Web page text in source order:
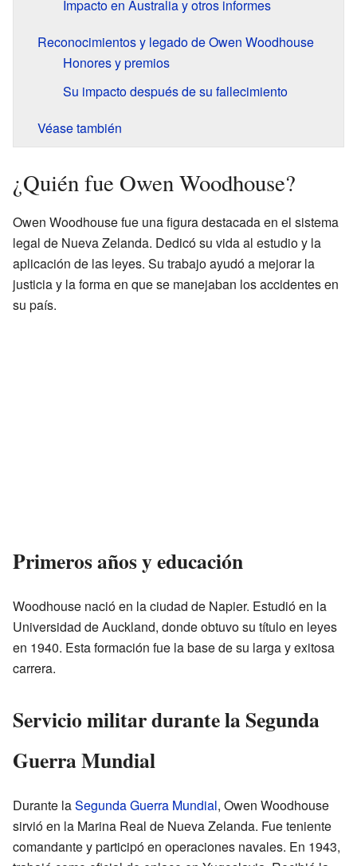
Impacto en Australia y otros informes
Reconocimientos y legado de Owen Woodhouse
Honores y premios
Su impacto después de su fallecimiento
Véase también
¿Quién fue Owen Woodhouse?
Owen Woodhouse fue una figura destacada en el sistema
legal de Nueva Zelanda. Dedicó su vida al estudio y la
aplicación de las leyes. Su trabajo ayudó a mejorar la
justicia y la forma en que se manejaban los accidentes en
su país.
Primeros años y educación
Woodhouse nació en la ciudad de Napier. Estudió en la
Universidad de Auckland, donde obtuvo su título en leyes
en 1940. Esta formación fue la base de su larga y exitosa
carrera.
Servicio militar durante la Segunda
Guerra Mundial
Durante laSegunda Guerra Mundial, Owen Woodhouse
sirvió en la Marina Real de Nueva Zelanda. Fue teniente
comandante y participó en operaciones navales. En 1943,